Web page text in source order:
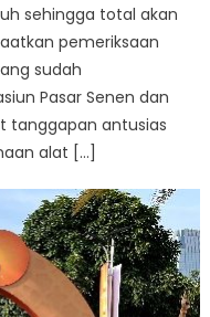
sehingga total akan
pemeriksaan
sudah
Pasar Senen dan
tanggapan antusias
alat […]